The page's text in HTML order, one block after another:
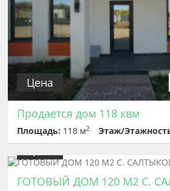
Цена
Продается дом 118 квм
Площадь: 118 м2 Этаж/
ГОТОВЫЙ ДОМ 120 М2 С.